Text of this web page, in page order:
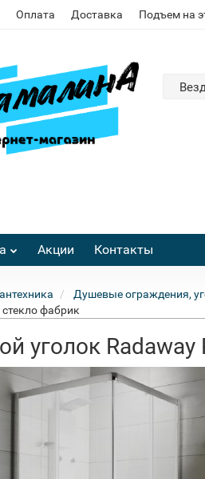
Оплата Доставка Подъем на
Акции Контакты
Душевые ограждения,
фабрик
уголок